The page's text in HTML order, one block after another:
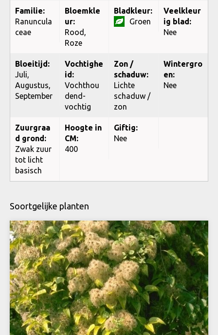
Familie:
Ranuncula
ceae
Bloemkle
ur:
Rood,
Roze
Bladkleur:
Groen
Veelkleur
ig blad:
Nee
Bloeitijd:
Juli,
Augustus,
September
Vochtighe
id:
Vochthou
dend-
vochtig
Zon /
schaduw:
Lichte
schaduw /
zon
Wintergro
en:
Nee
Zuurgraa
d grond:
Zwak zuur
tot licht
basisch
Hoogte in
CM:
400
Giftig:
Nee
Soortgelijke planten